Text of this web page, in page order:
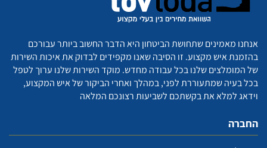
אנחנו מאמינים שתחושת הביטחון היא הדבר החשוב ביותר עבורכם
בהזמנת איש מקצוע. זו הסיבה שאנו מקפידים לבדוק את איכות השירות
של המומלצים שלנו בכל עבודה מחדש. מוקד השירות שלנו ערוך לטפל
בכל בעיה שמתעוררת לפני, במהלך ואחרי הביקור של איש המקצוע,
וידאג למלא את בקשתכם לשביעות רצונכם המלאה
החברה